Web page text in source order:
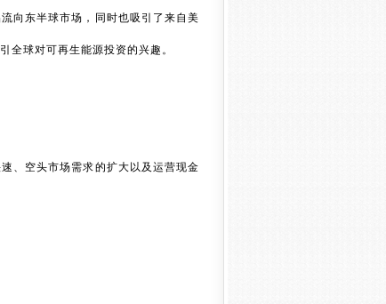
向东半球市场，同时也吸引了来自美
全球对可再生能源投资的兴趣。
、空头市场需求的扩大以及运营现金